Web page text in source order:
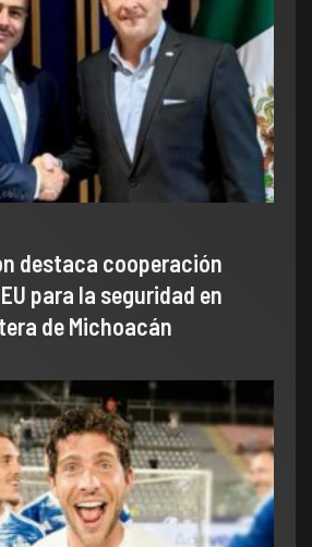
destaca cooperación
para la seguridad en
de Michoacán